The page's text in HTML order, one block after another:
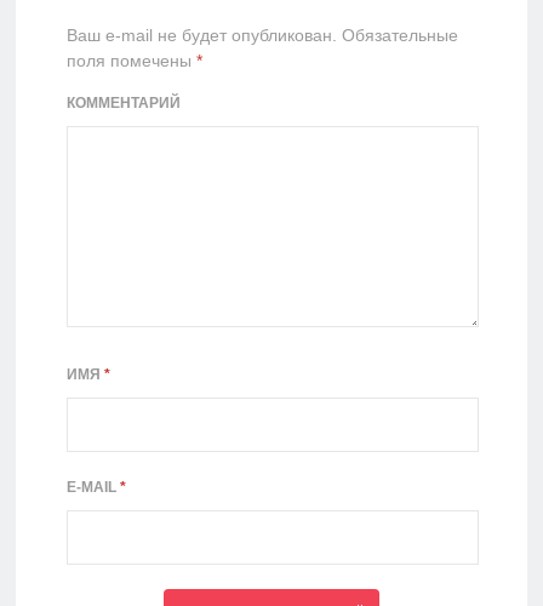
Ваш e-mail не будет опубликован. Обязательные
поля помечены *
КОММЕНТАРИЙ
ИМЯ *
E-MAIL *